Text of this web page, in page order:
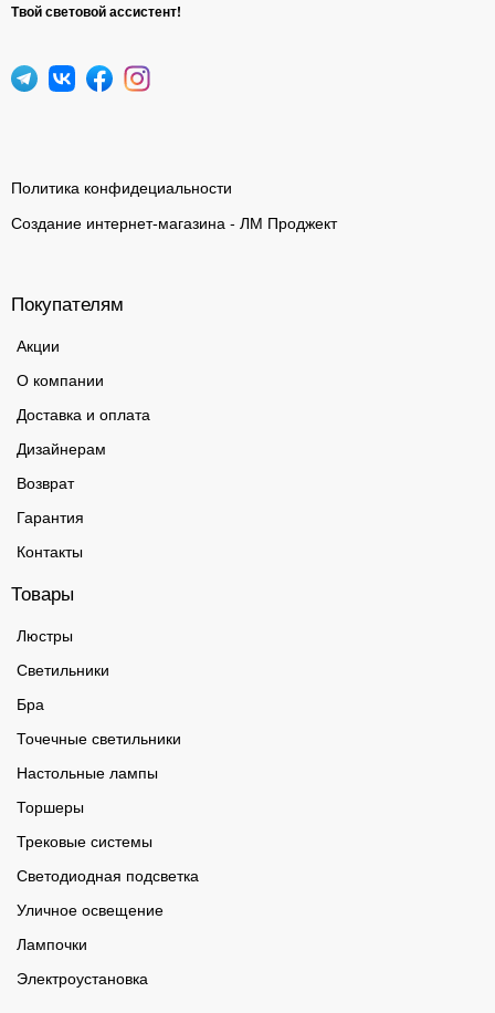
Твой световой ассистент!
Политика конфидециальности
Создание интернет-магазина - ЛМ Проджект
Покупателям
Акции
О компании
Доставка и оплата
Дизайнерам
Возврат
Гарантия
Контакты
Товары
Люстры
Светильники
Бра
Точечные светильники
Настольные лампы
Торшеры
Трековые системы
Светодиодная подсветка
Уличное освещение
Лампочки
Электроустановка